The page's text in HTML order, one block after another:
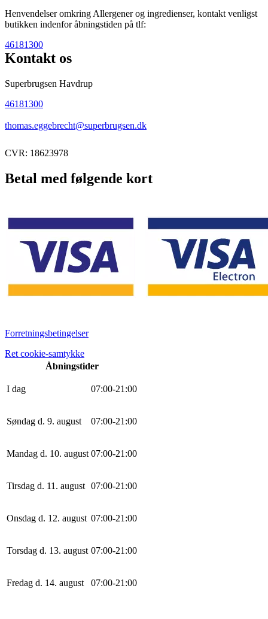
Henvendelser omkring Allergener og ingredienser, kontakt venligst
butikken indenfor åbningstiden på tlf:
46181300
Kontakt os
Superbrugsen Havdrup
46181300
thomas.eggebrecht@superbrugsen.dk
CVR: 18623978
Betal med følgende kort
Forretningsbetingelser
Ret cookie-samtykke
Åbningstider
I dag 07:00-21 :00
Søndag d. 9. august 07:00-21 :00
Mandag d. 10. august 07:00-21 :00
Tirsdag d. 11. august 07:00-21 :00
Onsdag d. 12. august 07:00-21 :00
Torsdag d. 13. august 07:00-21 :00
Fredag d. 14. august 07:00-21 :00